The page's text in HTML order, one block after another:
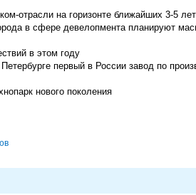
отрасли на горизонте ближайших 3-5 лет
в сфере девелопмента планируют
в этом году
первый в России завод по
нового поколения